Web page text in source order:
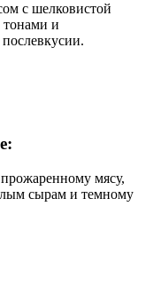
с шелковистой
тонами и
мясу,
сырам и темному